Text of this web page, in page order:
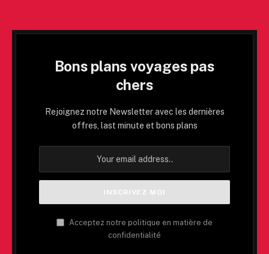
Bons plans voyages pas
chers
Rejoignez notre Newsletter avec les dernières
offres, last minute et bons plans
Acceptez notre politique en matière de
confidentialité